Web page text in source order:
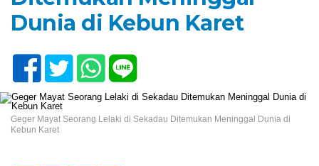
Dunia di Kebun Karet
Geger Mayat Seorang Lelaki di Sekadau Ditemukan Meninggal Dunia di
Kebun Karet